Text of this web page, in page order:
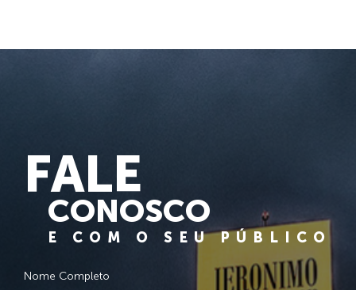
FALE
CONOSCO
E COM O SEU PÚBLICO